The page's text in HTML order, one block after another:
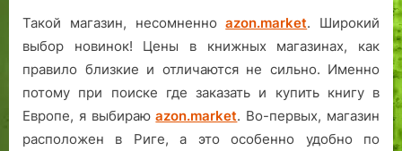
Такой магазин, несомненноazon.market. Широкий
выбор новинок! Цены в книжных магазинах, как
правило близкие и отличаются не сильно. Именно
потому при поиске где заказать и купить книгу в
Европе, я выбираюazon.market. Во-первых, магазин
расположен в Риге, а это особенно удобно по